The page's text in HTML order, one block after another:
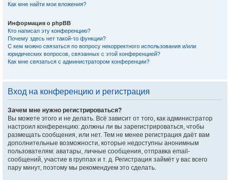
Как мне найти мои вложения?
Информация о phpBB
Кто написал эту конференцию?
Почему здесь нет такой-то функции?
С кем можно связаться по вопросу некорректного использования и/или
юридических вопросов, связанных с этой конференцией?
Как мне связаться с администратором конференции?
Вход на конференцию и регистрация
Зачем мне нужно регистрироваться?
Вы можете этого и не делать. Всё зависит от того, как администратор
настроил конференцию: должны ли вы зарегистрироваться, чтобы
размещать сообщения, или нет. Тем не менее регистрация даёт вам
дополнительные возможности, которые недоступны анонимным
пользователям: аватары, личные сообщения, отправка email-
сообщений, участие в группах и т. д. Регистрация займёт у вас всего
пару минут, поэтому мы рекомендуем это сделать.